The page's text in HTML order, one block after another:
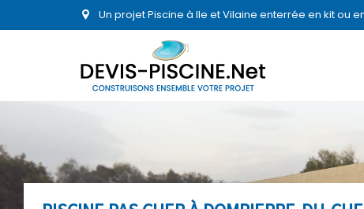
Un projet Piscine à Ile et Vilaine enterrée en kit ou